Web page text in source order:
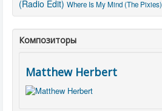
(Radio Edit) Where Is My Mind (The Pixies)
Композиторы
Matthew Herbert